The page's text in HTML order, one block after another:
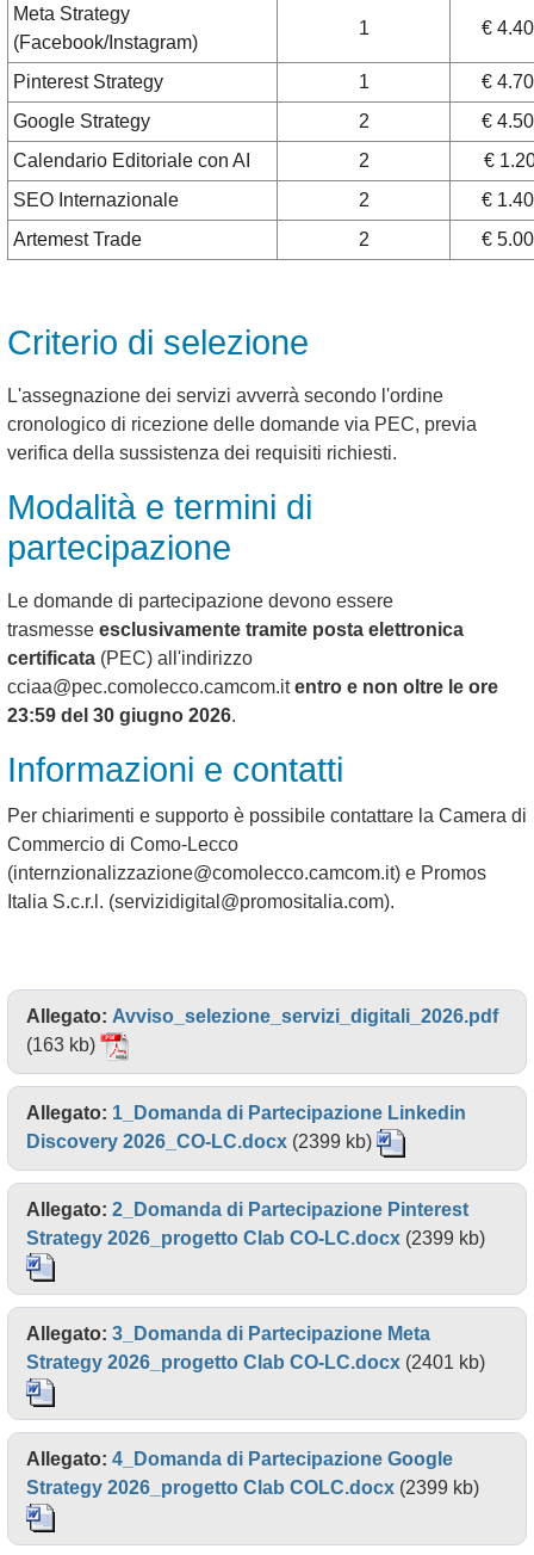
Meta Strategy
(Facebook/Instagram)
1 €
Pinterest Strategy 1
€
Google Strategy
2
€
Calendario Editoriale con AI
2
€
SEO Internazionale
2
€
Artemest Trade
2 €
Criterio di selezione
L'assegnazione dei servizi avverrà secondo l'ordine
cronologico di ricezione delle domande via PEC, previa
verifica della sussistenza dei requisiti richiesti.
Modalità e termini di
partecipazione
Le domande di partecipazione devono essere
trasmesse esclusivamente tramite posta elettronica
certificata (PEC) all'indirizzo
cciaa@pec.comolecco.camcom.itentro e non oltre le ore
23:59 del 30 giugno 2026.
Informazioni e contatti
Per chiarimenti e supporto è possibile contattare la Camera di
Commercio di Como-Lecco
(internzionalizzazione@comolecco.camcom.it) e Promos
Italia S.c.r.l. (servizidigital@promositalia.com).
Allegato: Avviso_selezione_servizi_digitali_2026.pdf
(163 kb)
Allegato: 1_Domanda di Partecipazione Linkedin
Discovery 2026_CO-LC.docx (2399 kb)
Allegato: 2_Domanda di Partecipazione Pinterest
Strategy 2026_progetto Clab CO-LC.docx (2399 kb)
Allegato: 3_Domanda di Partecipazione Meta
Strategy 2026_progetto Clab CO-LC.docx (2401 kb)
Allegato: 4_Domanda di Partecipazione Google
Strategy 2026_progetto Clab COLC.docx (2399 kb)